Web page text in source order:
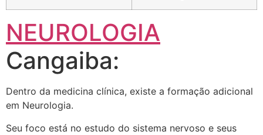
NEUROLOGIA
Cangaiba:
Dentro da medicina clínica, existe a formação adicional
em Neurologia.
Seu foco está no estudo do sistema nervoso e seus